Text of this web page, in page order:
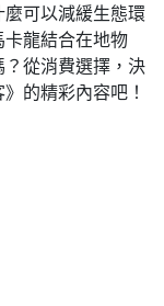
可以減緩生態環
龍結合在地物
從消費選擇，決
的精彩內容吧！